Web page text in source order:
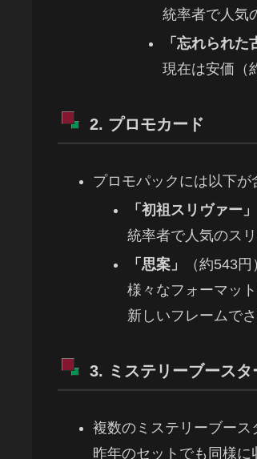
統率者で人気
「忘れられた
現在は安価（
2. プロモカード
プロモパックには以下が
「初祖スリヴァー」
統率者で人気のス
「思案」
（約543円
様々なフォーマッ
新しいフレームで
3. ミステリーブースタ
複数のミステリーブース
昨年のセットでも同様に